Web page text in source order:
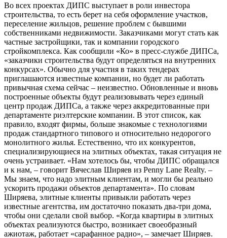
Во всех проектах ДИПС выступает в роли инвестора
строительства, то есть берет на себя оформление участков,
переселение жильцов, решение проблем с бывшими
собственниками недвижимости. Заказчиками могут стать как
частные застройщики, так и компании городского
стройкомплекса. Как сообщили «Ко» в пресс-службе ДИПСа,
«заказчики строительства будут определяться на внутренних
конкурсах». Обычно для участия в таких тендерах
приглашаются известные компании, но будет ли работать
привычная схема сейчас – неизвестно. Обновленные и вновь
построенные объекты будут реализовывать через единый
центр продаж ДИПСа, а также через аккредитованные при
департаменте риэлтерские компании. В этот список, как
правило, входят фирмы, больше знакомые с технологиями
продаж стандартного типового и относительно недорогого
монолитного жилья. Естественно, что их конкурентов,
специализирующиеся на элитных объектах, такая ситуация не
очень устраивает. «Нам хотелось бы, чтобы ДИПС обращался
и к нам, – говорит Вячеслав Ширяев из Pеnny Lane Realty. –
Мы знаем, что надо элитным клиентам, и могли бы реально
ускорить продажи объектов департамента». По словам
Ширяева, элитные клиенты привыкли работать через
известные агентства, им достаточно показать два-три дома,
чтобы они сделали свой выбор. «Когда квартиры в элитных
объектах реализуются быстро, возникает своеобразный
ажиотаж, работает «сарафанное радио», – замечает Ширяев.